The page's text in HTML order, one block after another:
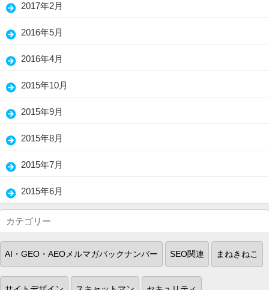
2017年2月
2016年5月
2016年4月
2015年10月
2015年9月
2015年8月
2015年7月
2015年6月
(18)
カテゴリー
AI・GEO・AEOメルマガバックナンバー SEO関連 まねきねこ